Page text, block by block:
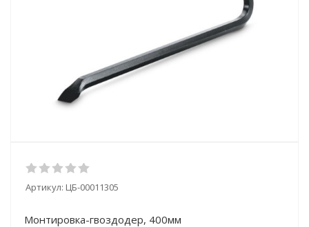
Артикул: ЦБ-00011305
Монтировка-гвоздодер, 400мм